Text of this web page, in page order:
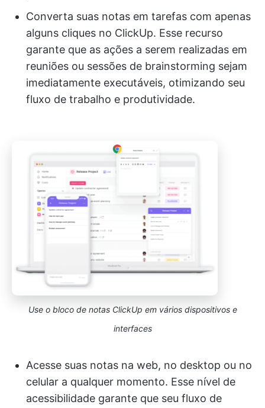
Converta suas notas em tarefas com apenas
alguns cliques no ClickUp. Esse recurso
garante que as ações a serem realizadas em
reuniões ou sessões de brainstorming sejam
imediatamente executáveis, otimizando seu
fluxo de trabalho e produtividade.
Use o bloco de notas ClickUp em vários dispositivos e
interfaces
Acesse suas notas na web, no desktop ou no
celular a qualquer momento. Esse nível de
acessibilidade garante que seu fluxo de